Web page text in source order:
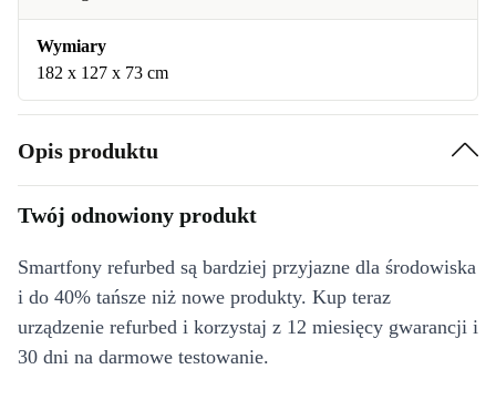
Wymiary
182 x 127 x 73 cm
Opis produktu
Twój odnowiony produkt
Smartfony refurbed są bardziej przyjazne dla środowiska
i do 40% tańsze niż nowe produkty. Kup teraz
urządzenie refurbed i korzystaj z 12 miesięcy gwarancji i
30 dni na darmowe testowanie.